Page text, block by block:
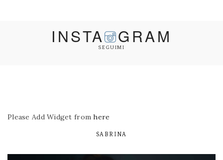
INSTA GRAM
SEGUIMI
Please Add Widget fromhere
SABRINA